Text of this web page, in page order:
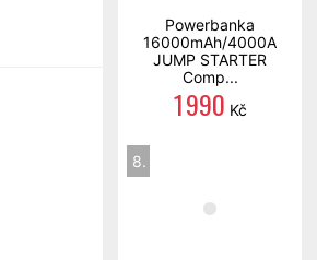
Powerbanka
16000mAh/4000A
JUMP STARTER
Comp...
1 990 Kč
8.